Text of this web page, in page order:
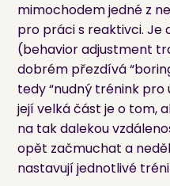
mimochodem jedné z
pro práci s reaktivci. Je
(behavior adjustment
dobrém přezdívá
tedy “nudný trénink
její velká část je o tom,
na tak dalekou
opět začmuchat a
nastavují jednotlivé